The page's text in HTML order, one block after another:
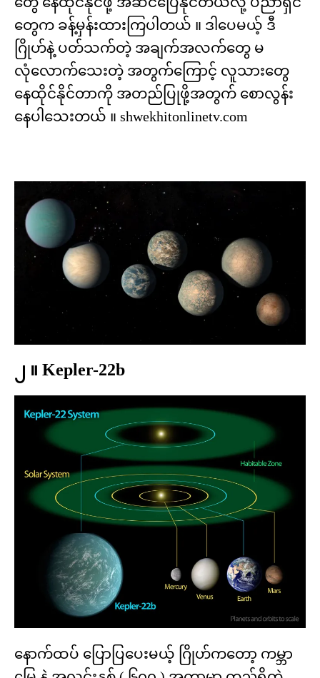
တွေက ခန့်မှန်းထားကြပါတယ် ။ ဒါပေမယ့် ဒီ
ဂြိုဟ်နဲ့ ပတ်သက်တဲ့ အချက်အလက်တွေ မ
လုံလောက်သေးတဲ့ အတွက်ကြောင့် လူသားတွေ
နေထိုင်နိုင်တာကို အတည်ပြုဖို့အတွက် စောလွန်း
နေပါသေးတယ် ။ shwekhitonlinetv.com
၂ ။ Kepler-22b
နောက်ထပ် ပြောပြပေးမယ့် ဂြိုဟ်ကတော့ ကမ္ဘာ